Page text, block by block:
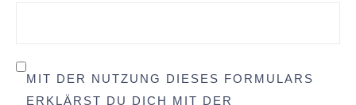
MIT DER NUTZUNG DIESES FORMULARS
ERKLÄRST DU DICH MIT DER